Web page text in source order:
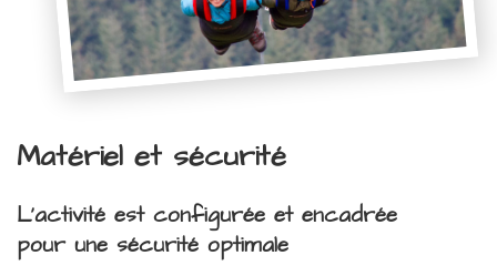
Matériel et sécurité
L'activité est configurée et encadrée
pour une sécurité optimale